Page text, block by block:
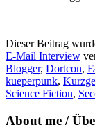
Dieser Beitrag
E-Mail Interview
Blogger, Dortcon,
kueperpunk,
Science Fiction,
About me /